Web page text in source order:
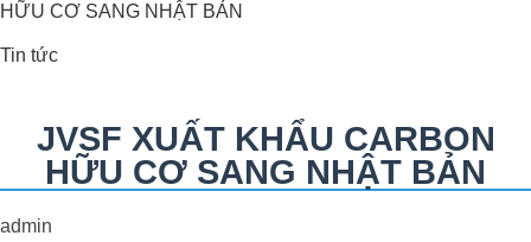
HỮU CƠ SANG NHẬT BẢN
Tin tức
JVSF XUẤT KHẨU CARBON
HỮU CƠ SANG NHẬT BẢN
admin
PHÁT TRIỂN VƯỜN SẦU RIÊNG
HỮU CƠ SINH THÁI